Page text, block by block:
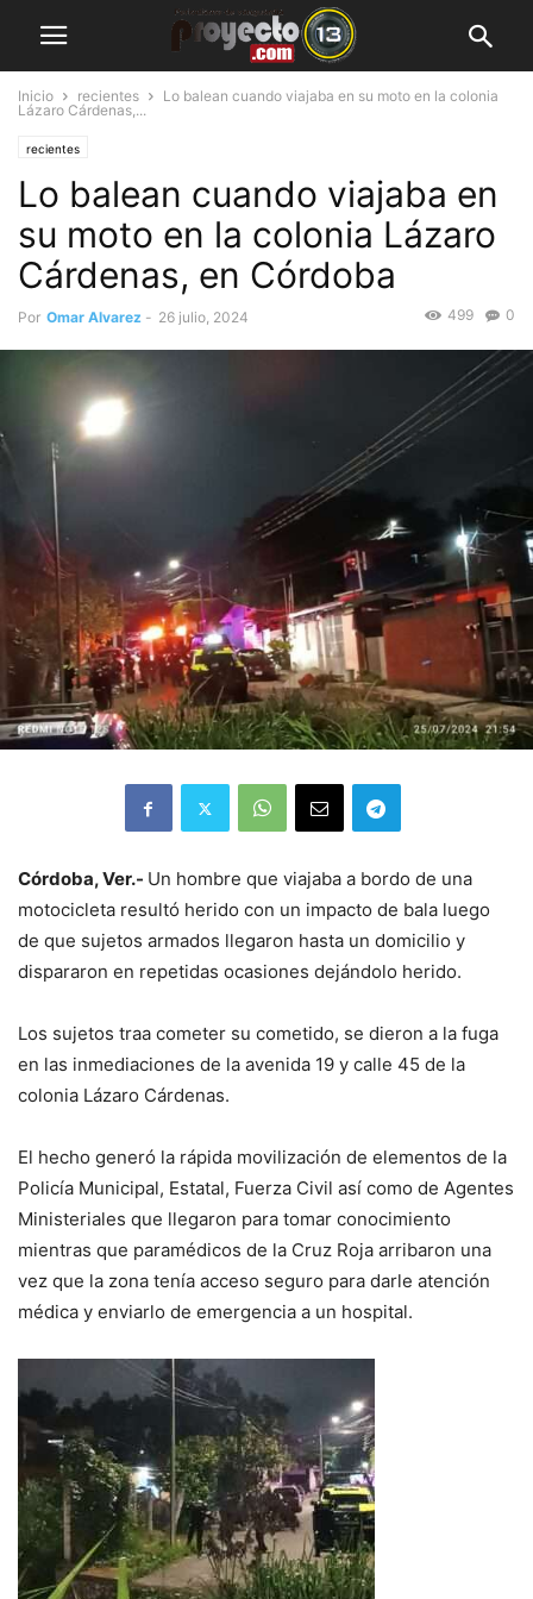
Inicio recientes
Lo balean cuando viajaba en su moto en la colonia
Lázaro Cárdenas,...
recientes
Lo balean cuando viajaba en
su moto en la colonia Lázaro
Cárdenas, en Córdoba
Por Omar Alvarez - 26 julio, 2024 0
499
Córdoba, Ver.- Un hombre que viajaba a bordo de una
motocicleta resultó herido con un impacto de bala luego
de que sujetos armados llegaron hasta un domicilio y
dispararon en repetidas ocasiones dejándolo herido.
Los sujetos traa cometer su cometido, se dieron a la fuga
en las inmediaciones de la avenida 19 y calle 45 de la
colonia Lázaro Cárdenas.
El hecho generó la rápida movilización de elementos de la
Policía Municipal, Estatal, Fuerza Civil así como de Agentes
Ministeriales que llegaron para tomar conocimiento
mientras que paramédicos de la Cruz Roja arribaron una
vez que la zona tenía acceso seguro para darle atención
médica y enviarlo de emergencia a un hospital.